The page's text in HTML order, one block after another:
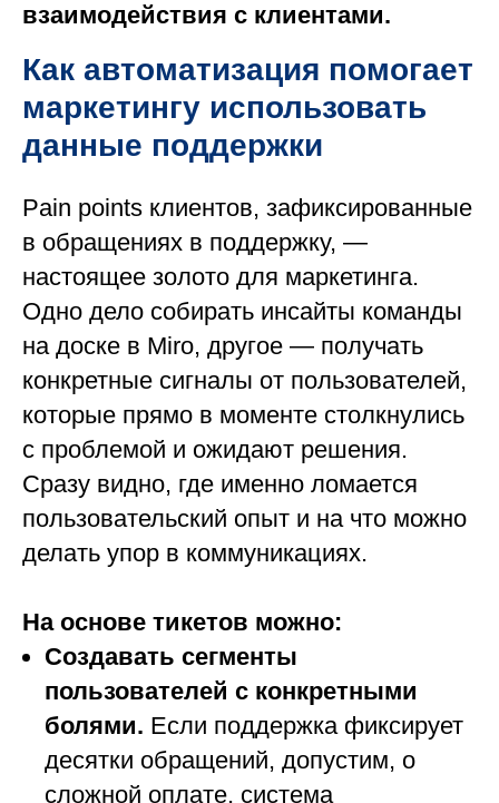
взаимодействия с клиентами.
Как автоматизация помогает
маркетингу использовать
данные поддержки
Pain points клиентов, зафиксированные
в обращениях в поддержку, —
настоящее золото для маркетинга.
Одно дело собирать инсайты команды
на доске в Miro, другое — получать
конкретные сигналы от пользователей,
которые прямо в моменте столкнулись
с проблемой и ожидают решения.
Сразу видно, где именно ломается
пользовательский опыт и на что можно
делать упор в коммуникациях.
На основе тикетов можно:
Создавать сегменты
пользователей с конкретными
болями. Если поддержка фиксирует
десятки обращений, допустим, о
сложной оплате, система